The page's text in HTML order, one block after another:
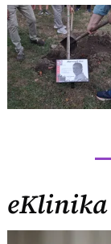
eKlinika